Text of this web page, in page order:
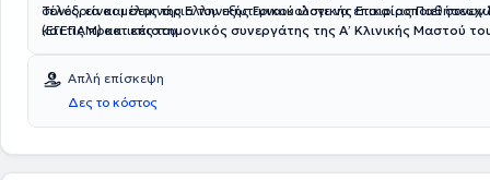
συνέδρια και σεμινάρια του εξωτερικού ώστε να επικαιροποιεί
και τις πρακτικές του.
Τέλος, είναι μέλος της Ελληνικής Γυναικολογικής Εταιρίας
(ΕΓΕΠΑΜ) καιεπιστημονικός συνεργάτης της Α’ Κλινικής Μαστού
Απλή επίσκεψη
Δες το κόστος